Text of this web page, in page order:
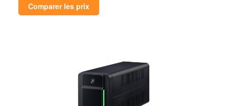
Comparer les prix